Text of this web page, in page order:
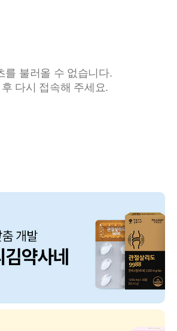
를 불러올 수 없습니다.
다시 접속해 주세요.